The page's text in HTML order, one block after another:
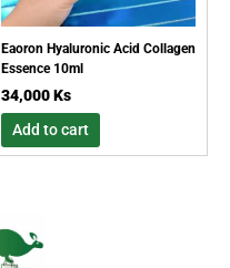
Eaoron Hyaluronic Acid Collagen
Essence 10ml
34,000Ks
Add to cart
may
be
the
page